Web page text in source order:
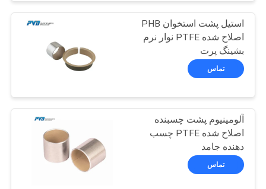
متصل به گرافیت
بلبرینگ زخم رشته ای
1
استیل پشت استخوان PHB
اصلاح شده PTFE نوار نرم
بشینگ پرت
تماس
آلومینیوم پشت چسبنده
اصلاح شده PTFE چسب
دهنده جامد
تماس